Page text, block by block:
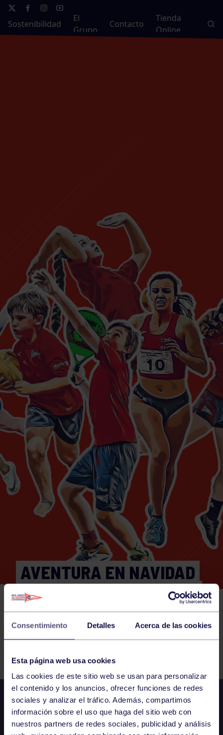
Consentimiento Detalles Acerca de las cookies
Esta página web usa cookies
Las cookies de este sitio web se usan para personalizar
el contenido y los anuncios, ofrecer funciones de redes
sociales y analizar el tráfico. Además, compartimos
información sobre el uso que haga del sitio web con
nuestros partners de redes sociales, publicidad y análisis
Sostenibilidad
El
Grupo
Contacto
Tienda
Online
AVENTURA EN NAVIDAD
DEL 26 AL 29 DICIEMBRE